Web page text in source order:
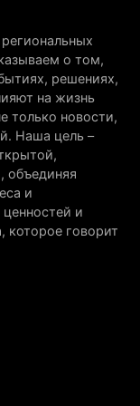
проект
191
в
162
год после
академию
о том,
решениях,
на жизнь
только новости,
Наша цель –
объединяя
и
и
которое говорит